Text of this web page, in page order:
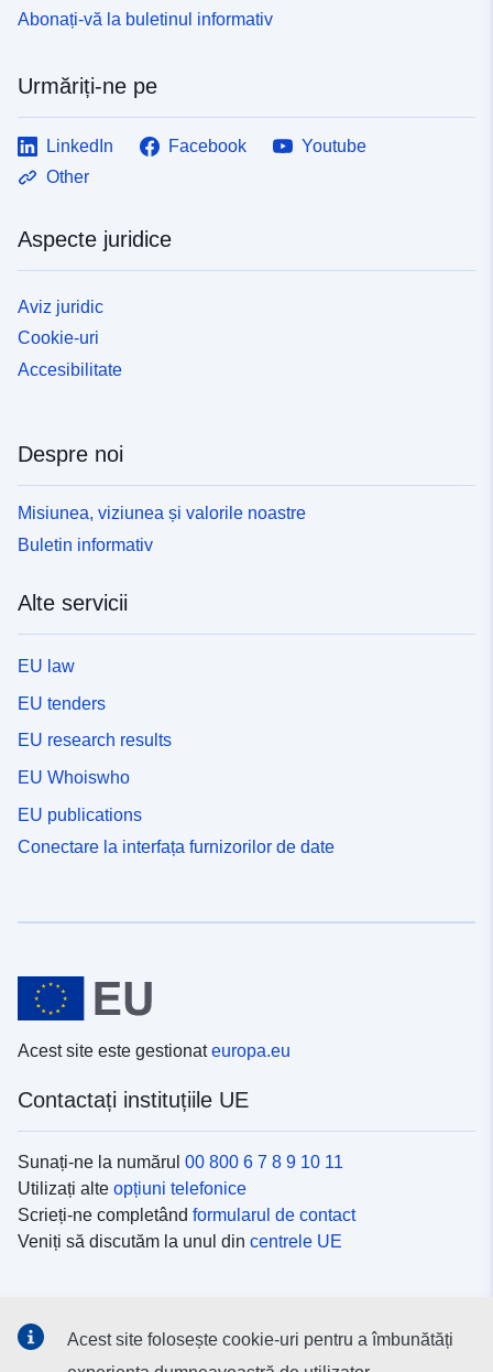
Abonați-vă la buletinul informativ
Urmăriți-ne pe
LinkedIn Facebook
Youtube
Other
Aspecte juridice
Aviz juridic
Cookie-uri
Accesibilitate
Despre noi
Misiunea, viziunea și valorile noastre
Buletin informativ
Alte servicii
EU law
EU tenders
EU research results
EU Whoiswho
EU publications
Conectare la interfața furnizorilor de date
Acest site este gestionateuropa.eu
Contactați instituțiile UE
Sunați-ne la numărul 00 800 6 7 8 9 10 11
Utilizați alte opțiuni telefonice
Scrieți-ne completând formularul de contact
Veniți să discutăm la unul din centrele UE
Acest site folosește cookie-uri pentru a îmbunătăți